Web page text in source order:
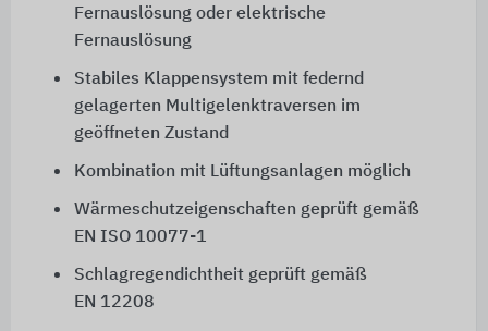
Fernauslösung oder elektrische
Fernauslösung
Stabiles Klappensystem mit federnd
gelagerten Multigelenktraversen im
geöffneten Zustand
Kombination mit Lüftungsanlagen möglich
Wärmeschutzeigenschaften geprüft gemäß
EN ISO 10077-1
Schlagregendichtheit geprüft gemäß
EN 12208